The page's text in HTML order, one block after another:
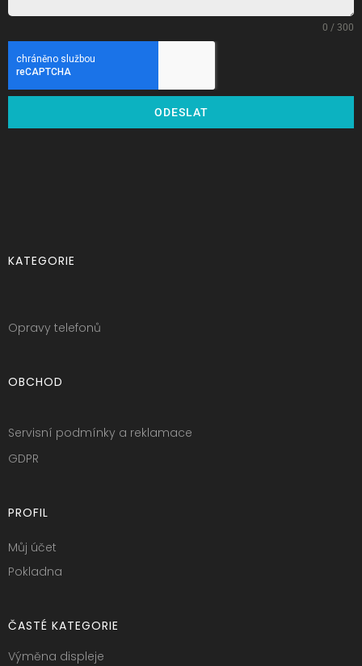
0 / 300
ODESLAT
KATEGORIE
Opravy telefonů
OBCHOD
Servisní podmínky a reklamace
GDPR
PROFIL
Můj účet
Pokladna
ČASTÉ KATEGORIE
Výměna displeje